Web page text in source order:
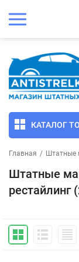
КАТАЛОГ
Главная / Штатные
Штатные
рестайлинг